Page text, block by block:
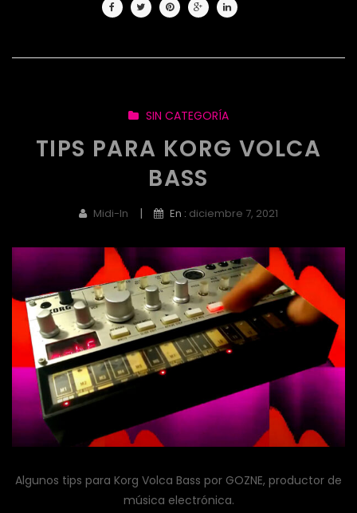
SIN CATEGORÍA
TIPS PARA KORG VOLCA
BASS
Midi-In | En : diciembre 7, 2021
Algunos tips para Korg Volca Bass por GOZNE, productor de
música electrónica.